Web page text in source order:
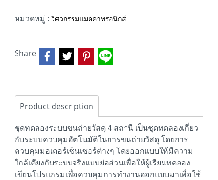
หมวดหมู่ : วิศวกรรมแมคคาทรอนิกส์
Share
Product description
ชุดทดลองระบบขนถ่ายวัสดุ 4 สถานี เป็นชุดทดลองเกี่ยว
กับระบบควบคุมอัตโนมัติในการขนถ่ายวัสดุ โดยการ
ควบคุมมอเตอร์เซ็นเซอร์ต่างๆ โดยออกแบบให้มีความ
ใกล้เคียงกับระบบจริงแบบย่อส่วนเพื่อให้ผู้เรียนทดลอง
เขียนโปรแกรมเพื่อควบคุมการทำงานออกแบบมาเพื่อใช้